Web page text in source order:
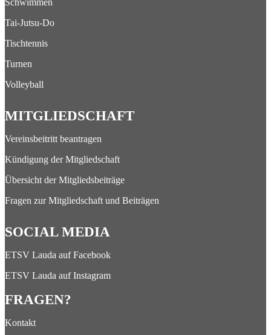
Tai-Jutsu-Do
Tischtennis
Turnen
Volleyball
MITGLIEDSCHAFT
Vereinsbeitritt beantragen
Kündigung der Mitgliedschaft
Übersicht der Mitgliedsbeiträge
Fragen zur Mitgliedschaft und Beiträgen
SOCIAL MEDIA
ETSV Lauda auf Facebook
ETSV Lauda auf Instagram
FRAGEN?
Kontakt